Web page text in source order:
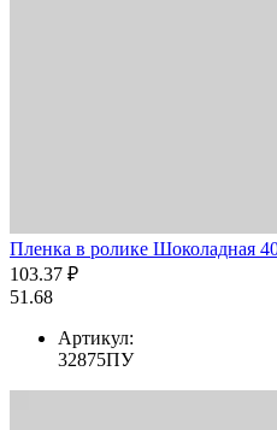
Пленка в ролике Шоколадная
103.37 ₽
51.68
Артикул:
32875ПУ